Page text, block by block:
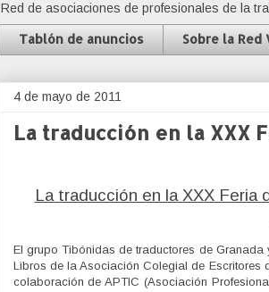
Red de asociaciones de profesionales de la
Tablón de anuncios Sobre la Red
4 de mayo de 2011
La traducción en la XXX
La traducción en la XXX Feria
El grupo Tibónidas de traductores de
Libros de la Asociación Colegial de
colaboración de APTIC (Asociación